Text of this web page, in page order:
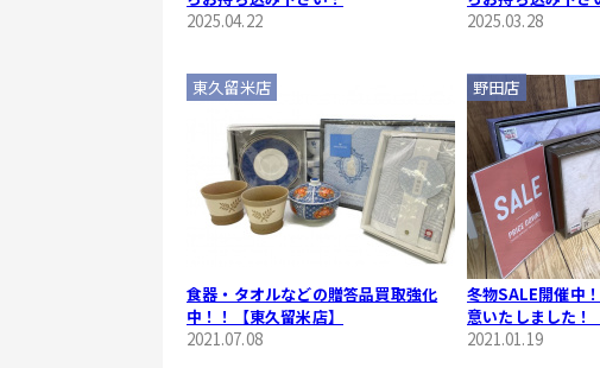
2025.04.22
2025.03.28
食器・タオルなどの贈答品買取強化
中！！【東久留米店】
2021.07.08
東久留米店
冬物SALE開催中
意いたしました！
2021.01.19
野田店